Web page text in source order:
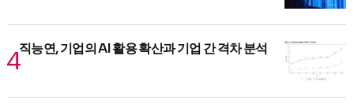
직능연, 기업의 AI 활용 확산과 기업 간 격차 분석